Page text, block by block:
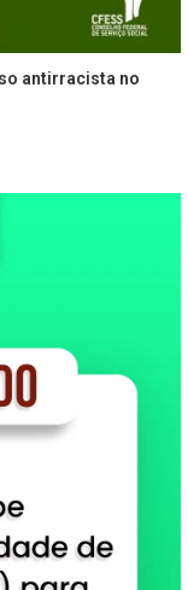
antirracista no